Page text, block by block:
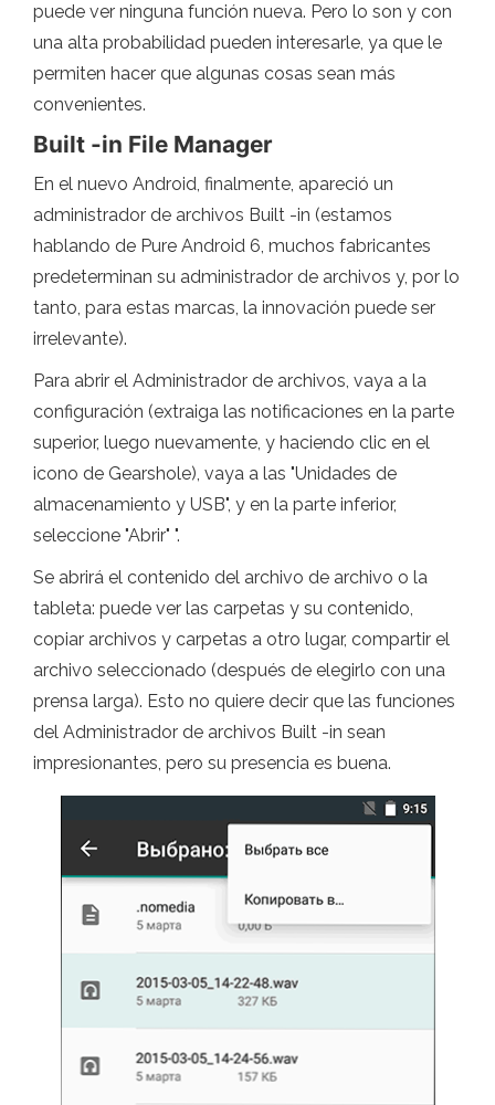
puede ver ninguna función nueva. Pero lo son y con
una alta probabilidad pueden interesarle, ya que le
permiten hacer que algunas cosas sean más
convenientes.
Built -in File Manager
En el nuevo Android, finalmente, apareció un
administrador de archivos Built -in (estamos
hablando de Pure Android 6, muchos fabricantes
predeterminan su administrador de archivos y, por lo
tanto, para estas marcas, la innovación puede ser
irrelevante).
Para abrir el Administrador de archivos, vaya a la
configuración (extraiga las notificaciones en la parte
superior, luego nuevamente, y haciendo clic en el
icono de Gearshole), vaya a las "Unidades de
almacenamiento y USB", y en la parte inferior,
seleccione "Abrir" ".
Se abrirá el contenido del archivo de archivo o la
tableta: puede ver las carpetas y su contenido,
copiar archivos y carpetas a otro lugar, compartir el
archivo seleccionado (después de elegirlo con una
prensa larga). Esto no quiere decir que las funciones
del Administrador de archivos Built -in sean
impresionantes, pero su presencia es buena.